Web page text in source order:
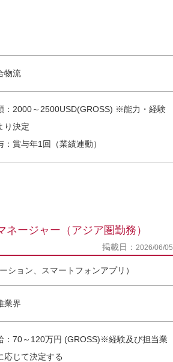
物流
：2000～2500USD(GROSS) ※能力・経験
り決定
：賞与年1回（業績連動）
ージャー（アジア圏勤務）
掲載日： 2026/06/05
ション、スマートフォンアプリ）
業界
：70～120万円 (GROSS)※経験及び担当業
応じて決定する